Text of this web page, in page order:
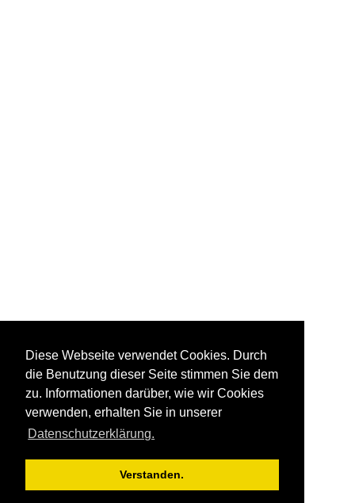
Diese Webseite verwendet Cookies. Durch
die Benutzung dieser Seite stimmen Sie dem
zu. Informationen darüber, wie wir Cookies
verwenden, erhalten Sie in unserer
Datenschutzerklärung.
Verstanden.